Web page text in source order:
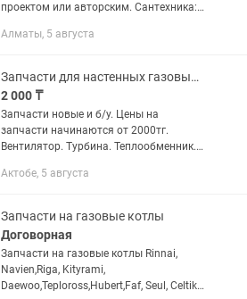
проектом или авторским. Сантехника:
теплообменников, элеваторы, а так же
Алматы, 5 августа
Запчасти для настенных газовых котлов и напольных фирмы протерм protherm
2 000 ₸
Запчасти новые и б/у. Цены на
запчасти начинаются от 2000тг.
Вентилятор. Турбина. Теплообменник.
Прессостат на котел Alphatherm Beta.
Актобе, 5 августа
Запчасти на газовые котлы
Договорная
Запчасти на газовые котлы Rinnai,
Navien,Riga, Kityrami,
Daewoo,Teploross,Hubert,Faf, Seul, Celtik.